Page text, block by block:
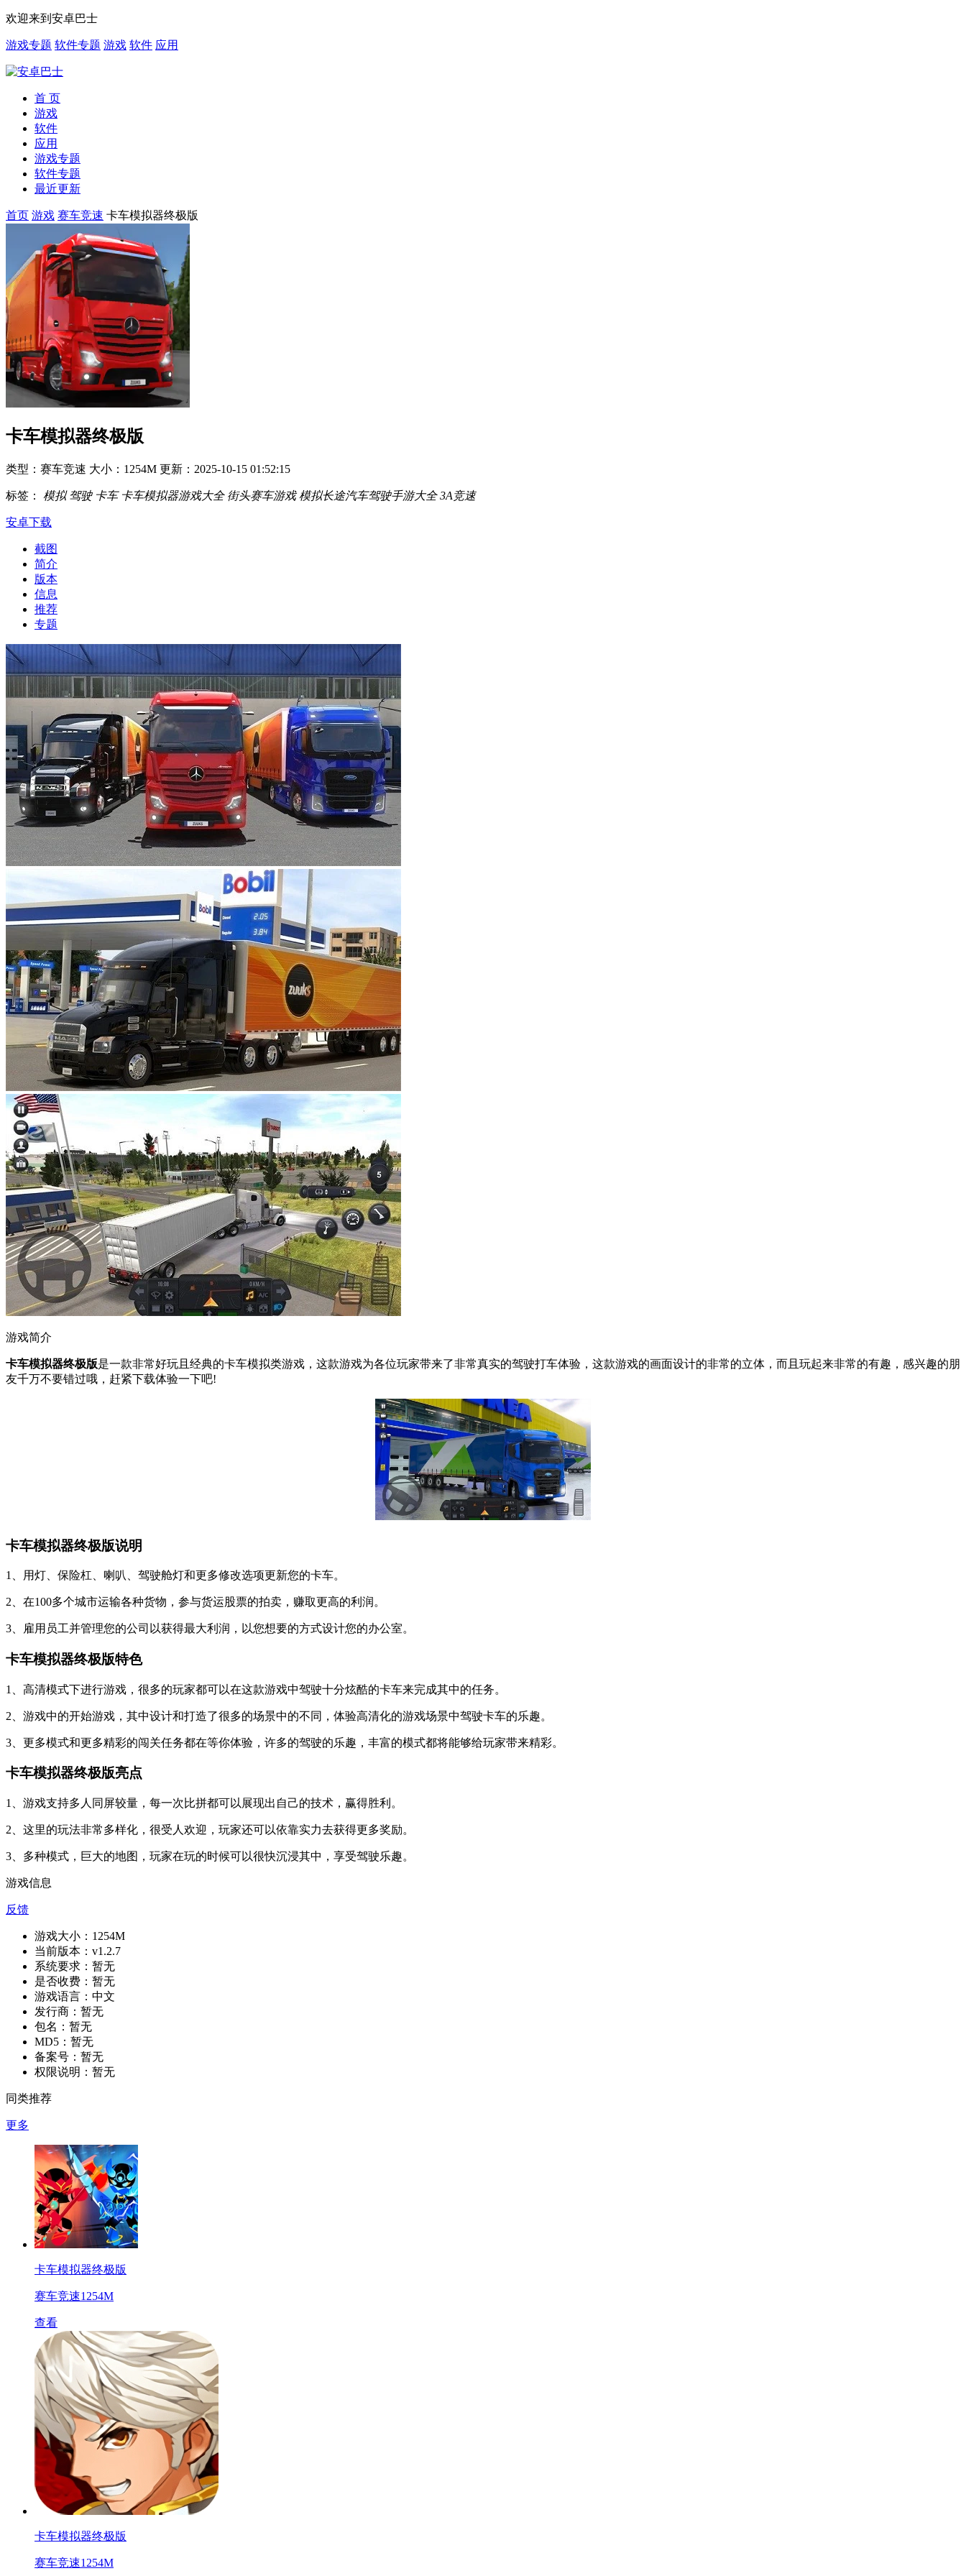
欢迎来到安卓巴士
游戏专题 软件专题 游戏 软件 应用
首 页
游戏
软件
应用
游戏专题
软件专题
最近更新
首页 游戏 赛车竞速 卡车模拟器终极版
卡车模拟器终极版
类型：赛车竞速 大小：1254M 更新：2025-10-15 01:52:15
标签： 模拟 驾驶 卡车 卡车模拟器游戏大全 街头赛车游戏 模拟长途汽车驾驶手游大全 3A竞速
安卓下载
截图
简介
版本
信息
推荐
专题
游戏简介
卡车模拟器终极版是一款非常好玩且经典的卡车模拟类游戏，这款游戏为各位玩家带来了非常真实的驾驶打车体验，这款游戏的画面设计的非常的立体，而且玩起来非常的有趣，感兴趣的朋
友千万不要错过哦，赶紧下载体验一下吧!
卡车模拟器终极版说明
1、用灯、保险杠、喇叭、驾驶舱灯和更多修改选项更新您的卡车。
2、在100多个城市运输各种货物，参与货运股票的拍卖，赚取更高的利润。
3、雇用员工并管理您的公司以获得最大利润，以您想要的方式设计您的办公室。
卡车模拟器终极版特色
1、高清模式下进行游戏，很多的玩家都可以在这款游戏中驾驶十分炫酷的卡车来完成其中的任务。
2、游戏中的开始游戏，其中设计和打造了很多的场景中的不同，体验高清化的游戏场景中驾驶卡车的乐趣。
3、更多模式和更多精彩的闯关任务都在等你体验，许多的驾驶的乐趣，丰富的模式都将能够给玩家带来精彩。
卡车模拟器终极版亮点
1、游戏支持多人同屏较量，每一次比拼都可以展现出自己的技术，赢得胜利。
2、这里的玩法非常多样化，很受人欢迎，玩家还可以依靠实力去获得更多奖励。
3、多种模式，巨大的地图，玩家在玩的时候可以很快沉浸其中，享受驾驶乐趣。
游戏信息
反馈
游戏大小： 1254M
当前版本： v1.2.7
系统要求： 暂无
是否收费： 暂无
游戏语言： 中文
发行商： 暂无
包名： 暂无
MD5： 暂无
备案号： 暂无
权限说明： 暂无
同类推荐
更多
卡车模拟器终极版
赛车竞速1254M
查看
卡车模拟器终极版
赛车竞速1254M